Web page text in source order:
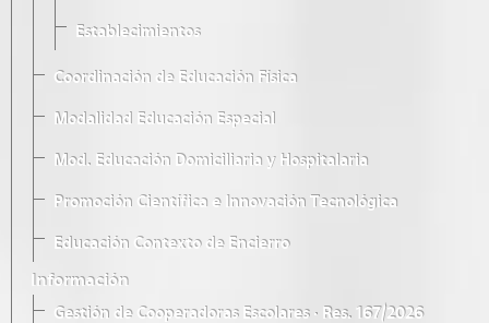
Establecimientos
Coordinación de Educación Física
Modalidad Educación Especial
Mod. Educación Domiciliaria y Hospitalaria
Promoción Científica e Innovación Tecnológica
Educación Contexto de Encierro
Información
Gestión de Cooperadoras Escolares · Res. 167/2026